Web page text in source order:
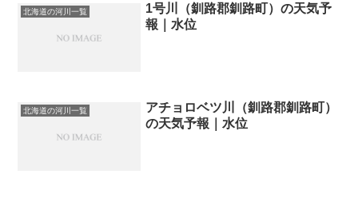
北海道の河川一覧
1号川（釧路郡釧路町）の天気予
報｜水位
北海道の河川一覧
アチョロベツ川（釧路郡釧路町）
の天気予報｜水位